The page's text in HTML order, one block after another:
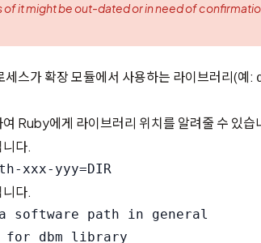
of it might be out-dated or in need of
스가 확장 모듈에서 사용하는 라이브러리(예:
Ruby에게 라이브러리 위치를 알려줄 수 있습
다.
다.
path in general
dbm library